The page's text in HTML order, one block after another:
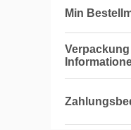
Min
Verpackung